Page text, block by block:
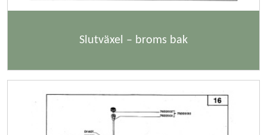
Slutväxel – broms bak